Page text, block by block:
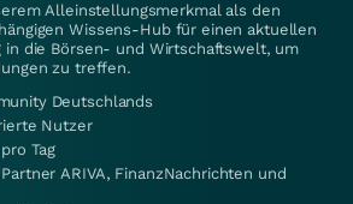
Alleinstellungsmerkmal als den
Wissens-Hub für einen aktuellen
in die Börsen- und Wirtschaftswelt, um
zu treffen.
Deutschlands
Nutzer
Tag
ARIVA, FinanzNachrichten und